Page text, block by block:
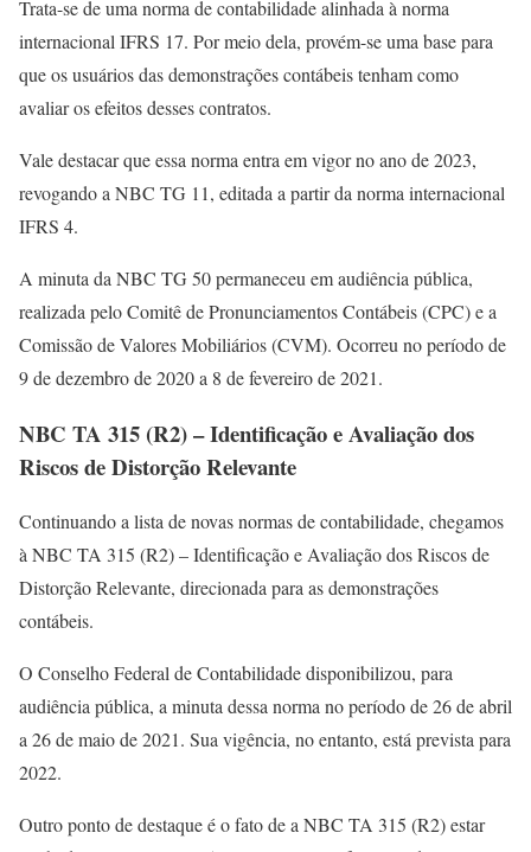
Trata-se de uma norma de contabilidade alinhada à norma
internacional IFRS 17. Por meio dela, provém-se uma base para
que os usuários das demonstrações contábeis tenham como
avaliar os efeitos desses contratos.
Vale destacar que essa norma entra em vigor no ano de 2023,
revogando a NBC TG 11, editada a partir da norma internacional
IFRS 4.
A minuta da NBC TG 50 permaneceu em audiência pública,
realizada pelo Comitê de Pronunciamentos Contábeis (CPC) e a
Comissão de Valores Mobiliários (CVM). Ocorreu no período de
9 de dezembro de 2020 a 8 de fevereiro de 2021.
NBC TA 315 (R2) – Identificação e Avaliação dos
Riscos de Distorção Relevante
Continuando a lista de novas normas de contabilidade, chegamos
à NBC TA 315 (R2) – Identificação e Avaliação dos Riscos de
Distorção Relevante, direcionada para as demonstrações
contábeis.
O Conselho Federal de Contabilidade disponibilizou, para
audiência pública, a minuta dessa norma no período de 26 de abril
a 26 de maio de 2021. Sua vigência, no entanto, está prevista para
2022.
Outro ponto de destaque é o fato de a NBC TA 315 (R2) estar